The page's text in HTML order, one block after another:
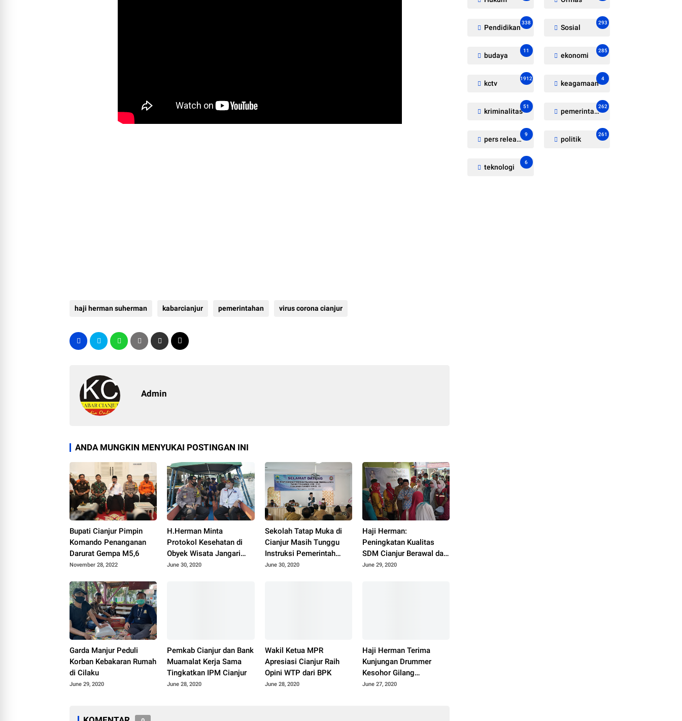
haji herman suherman kabarcianjur pemerintahan virus corona cianjur
Admin
ANDA MUNGKIN MENYUKAI POSTINGAN INI
Bupati Cianjur Pimpin
Komando Penanganan
Darurat Gempa M5,6
November 28, 2022
H.Herman Minta
Protokol Kesehatan di
Obyek Wisata Jangari
Diperketat
June 30, 2020
Sekolah Tatap Muka di
Cianjur Masih Tunggu
Instruksi Pemerintah
Pusat
June 30, 2020
Haji Herman:
Peningkatan Kualitas
SDM Cianjur Berawal dari
Keluarga
June 29, 2020
Garda Manjur Peduli
Korban Kebakaran Rumah
di Cilaku
June 29, 2020
Pemkab Cianjur dan Bank
Muamalat Kerja Sama
Tingkatkan IPM Cianjur
June 28, 2020
Wakil Ketua MPR
Apresiasi Cianjur Raih
Opini WTP dari BPK
June 28, 2020
Haji Herman Terima
Kunjungan Drummer
Kesohor Gilang
Ramadhan
June 27, 2020
Pendidikan
338
Sosial
293
budaya
11
ekonomi
285
kctv
1912
keagamaan
4
kriminalitas
51
pemerintahan
262
pers release
9
politik
261
teknologi
6